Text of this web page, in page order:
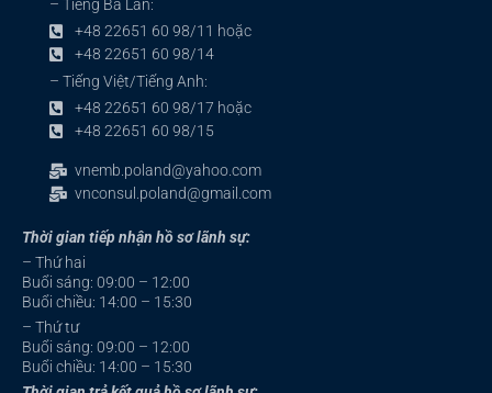
– Tiếng Ba Lan:
+48 22651 60 98/11 hoặc
+48 22651 60 98/14
– Tiếng Việt/Tiếng Anh:
+48 22651 60 98/17 hoặc
+48 22651 60 98/15
vnemb.poland@yahoo.com
vnconsul.poland@gmail.com
Thời gian tiếp nhận hồ sơ lãnh sự:
– Thứ hai
Buổi sáng: 09:00 – 12:00
Buổi chiều: 14:00 – 15:30
– Thứ tư
Buổi sáng: 09:00 – 12:00
Buổi chiều: 14:00 – 15:30